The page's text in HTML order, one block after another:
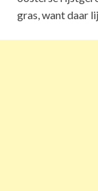
gras, want daar